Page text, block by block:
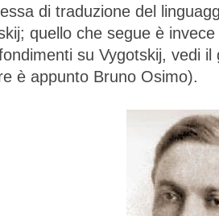
di traduzione del
quello che segue è
su Vygotskij, vedi
è appunto Bruno Osimo).